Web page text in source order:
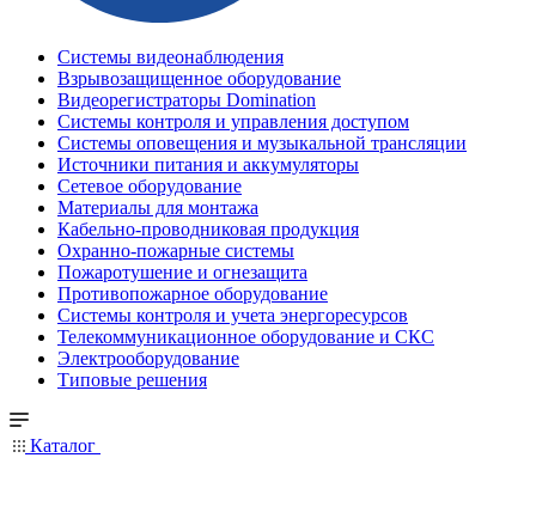
Системы видеонаблюдения
Взрывозащищенное оборудование
Видеорегистраторы Domination
Системы контроля и управления доступом
Системы оповещения и музыкальной трансляции
Источники питания и аккумуляторы
Сетевое оборудование
Материалы для монтажа
Кабельно-проводниковая продукция
Охранно-пожарные системы
Пожаротушение и огнезащита
Противопожарное оборудование
Системы контроля и учета энергоресурсов
Телекоммуникационное оборудование и СКС
Электрооборудование
Типовые решения
Каталог